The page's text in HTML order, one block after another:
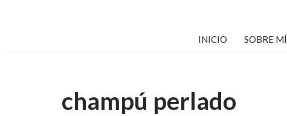
INICIO SOBRE MÍ
champú perlado